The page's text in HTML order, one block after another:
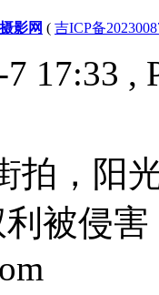
影网 ( 吉ICP备
17:33 ,
拍，阳
被侵